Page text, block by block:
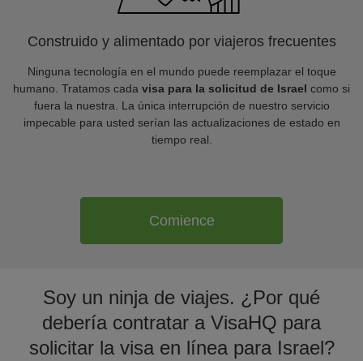
Construido y alimentado por viajeros frecuentes
Ninguna tecnología en el mundo puede reemplazar el toque
humano. Tratamos cada visa para la solicitud de Israel como si
fuera la nuestra. La única interrupción de nuestro servicio
impecable para usted serían las actualizaciones de estado en
tiempo real.
Comience
Soy un ninja de viajes. ¿Por qué
debería contratar a VisaHQ para
solicitar la visa en línea para Israel?